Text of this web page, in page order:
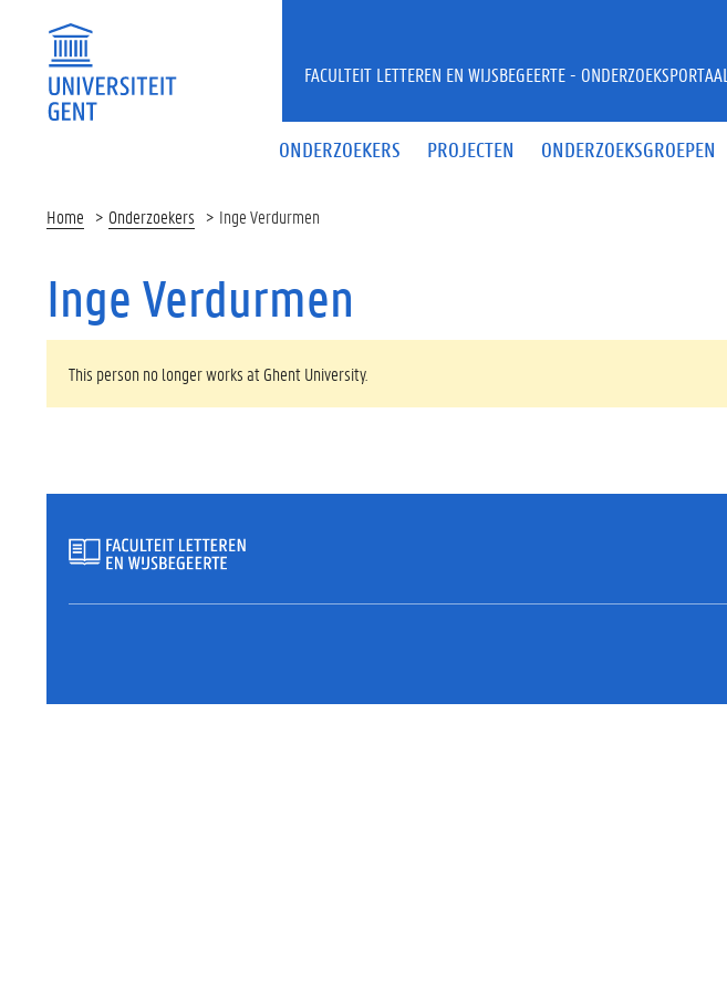
ONDERZOEKERS PROJECTEN ONDERZOEKSGROEPEN
FACULTEIT LETTEREN EN WIJSBEGEERTE - ONDERZOEKSPORTAAL
Home Onderzoekers Inge Verdurmen
Inge Verdurmen
WAARSCHUWINGSBERICHT
This person no longer works at Ghent University.